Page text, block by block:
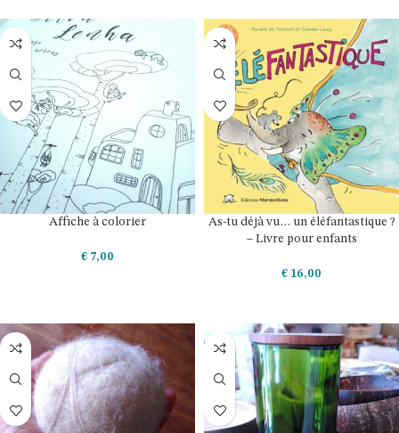
Affiche à colorier
€ 7,00
As-tu déjà vu… un éléfantastique ?
– Livre pour enfants
€ 16,00